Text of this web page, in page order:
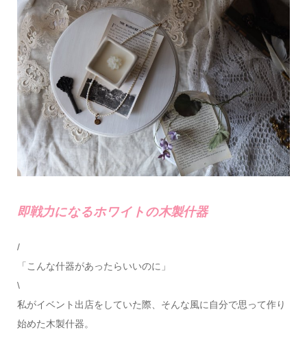
即戦力になるホワイトの木製什器
/
「こんな什器があったらいいのに」
\
私がイベント出店をしていた際、そんな風に自分で思って作り
始めた木製什器。